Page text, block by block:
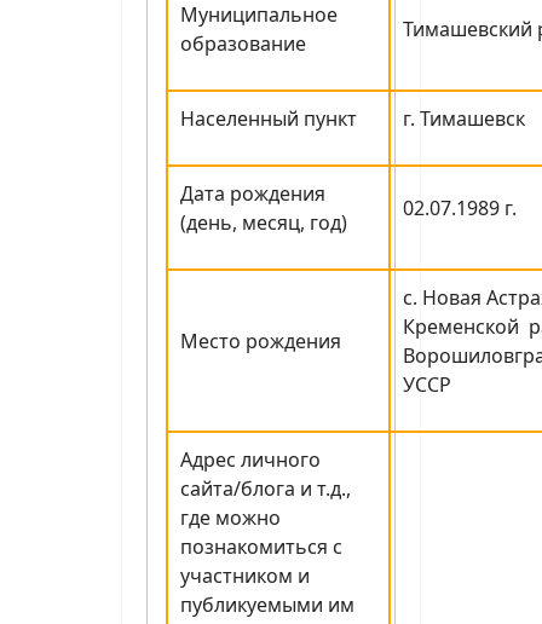
Муниципальное
образование
Тимашевский
Населенный пункт г. Тимашевск
Дата рождения
(день, месяц, год)
02.07.1989 г.
Место рождения
с. Новая
Кременской
УССР
Адрес личного
сайта/блога и т.д.,
где можно
познакомиться с
участником и
публикуемыми им